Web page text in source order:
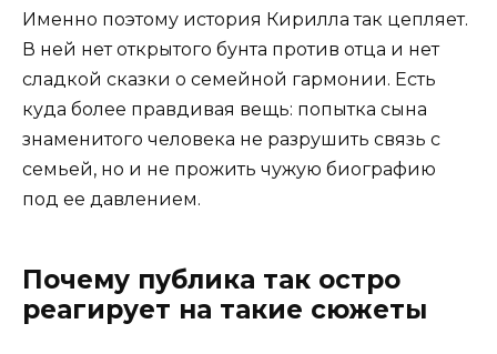
Именно поэтому история Кирилла так цепляет.
В ней нет открытого бунта против отца и нет
сладкой сказки о семейной гармонии. Есть
куда более правдивая вещь: попытка сына
знаменитого человека не разрушить связь с
семьей, но и не прожить чужую биографию
под ее давлением.
Почему публика так остро
реагирует на такие сюжеты